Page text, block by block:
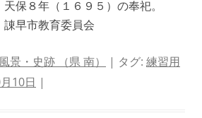
保８年（１６９５）の奉祀。
早市教育委員会
景・史跡 （県 南） | タグ: 練習用
10日 |